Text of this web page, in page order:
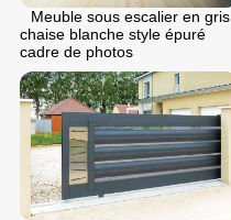
Meuble sous escalier en gris
chaise blanche style épuré
cadre de photos